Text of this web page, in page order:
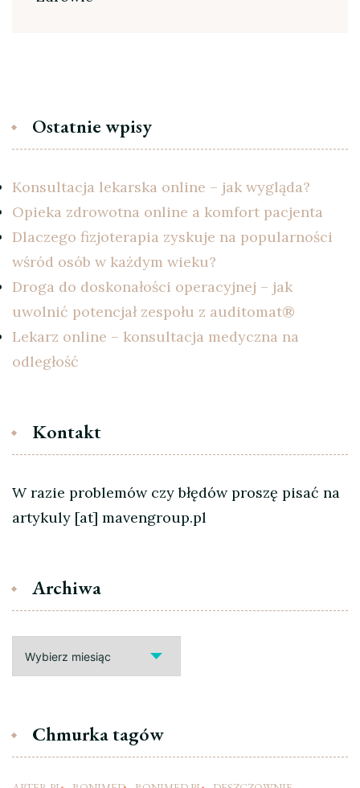
Ostatnie wpisy
Konsultacja lekarska online – jak wygląda?
Opieka zdrowotna online a komfort pacjenta
Dlaczego fizjoterapia zyskuje na popularności
wśród osób w każdym wieku?
Droga do doskonałości operacyjnej – jak
uwolnić potencjał zespołu z auditomat®
Lekarz online – konsultacja medyczna na
odległość
Kontakt
W razie problemów czy błędów proszę pisać na
artykuly [at] mavengroup.pl
Archiwa
Chmurka tagów